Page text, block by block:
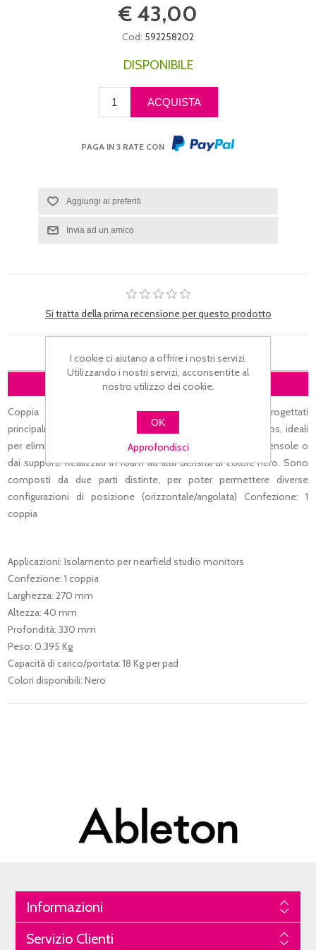
€ 43,00
Cod: 592258202
DISPONIBILE
PAGA IN 3 RATE CON
Si tratta della prima recensione per questo prodotto
DESCRIZIONE
Coppia di isolatori per nearfield studio monitors, progettati
principalmente per professionisti ed home recording studios, ideali
per eliminare la risonanza e per ridurre le vibrazioni dalle mensole o
dai supporti. Realizzati in foam ad alta densità di colore nero. Sono
composti da due parti distinte, per poter permettere diverse
configurazioni di posizione (orizzontale/angolata) Confezione: 1
coppia
Applicazioni: Isolamento per nearfield studio monitors
Confezione: 1 coppia
Larghezza: 270 mm
Altezza: 40 mm
Profondità: 330 mm
Peso: 0.395 Kg
Capacità di carico/portata: 18 Kg per pad
Colori disponibili: Nero
Informazioni
Servizio Clienti
I cookie ci aiutano a offrire i nostri servizi.
Utilizzando i nostri servizi, acconsentite al
nostro utilizzo dei cookie.
OK
Approfondisci